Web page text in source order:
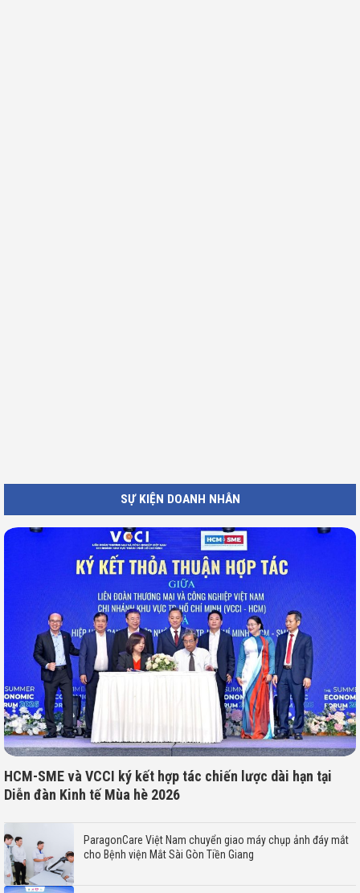
SỰ KIỆN DOANH NHÂN
HCM-SME và VCCI ký kết hợp tác chiến lược dài hạn tại
Diễn đàn Kinh tế Mùa hè 2026
ParagonCare Việt Nam chuyển giao máy chụp ảnh đáy mắt
cho Bệnh viện Mắt Sài Gòn Tiền Giang